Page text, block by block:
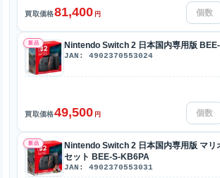
買取価格81,400 円
新品 Nintendo Switch 2 日本国内専用版
JAN: 4902370553024
買取価格49,500 円
新品
Nintendo Switch 2 日本国内専用版 マリ
セット BEE-S-KB6PA
JAN: 4902370553031